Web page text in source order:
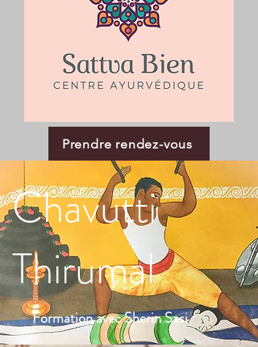
Prendre rendez-vous
Chavutti
Thirumal
Formation avec Sherin Sasi